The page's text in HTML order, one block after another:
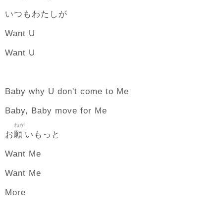
いつもわたしが
Want U
Want U
Baby why U don't come to Me
Baby, Baby move for Me
お願
ねが
いもっと
Want Me
Want Me
More